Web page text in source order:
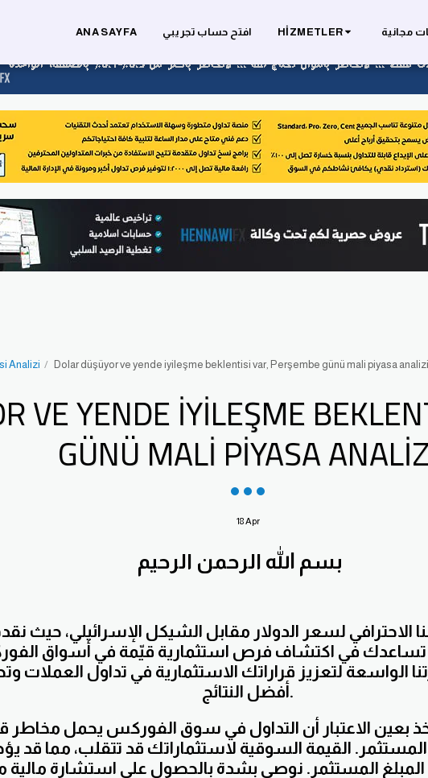
ANA SAYFA افتح حساب تجريبي HIZMETLER مجانية
Analizi Dolar düşüyor ve yende iyileşme beklentisi var, Perşembe günü mali piyasa analizi
VE YENDE IYILEŞME
GÜNÜ MALI PIYASA
18Apr
بسم الله الرحمن الرحيم
الاحترافي لسعر الدولار مقابل الشيكل الإسرائيلي، حيث
تساعدك في اكتشاف فرص استثمارية قيّمة في أسواق
الواسعة لتعزيز قراراتك الاستثمارية في تداول العملات
أفضل النتائج.
بعين الاعتبار أن التداول في سوق الفوركس يحمل مخاطر
القيمة السوقية لاستثماراتك قد تتقلب، مما قد
المستثمر. نوصي بشدة بالحصول على استشارة مالية